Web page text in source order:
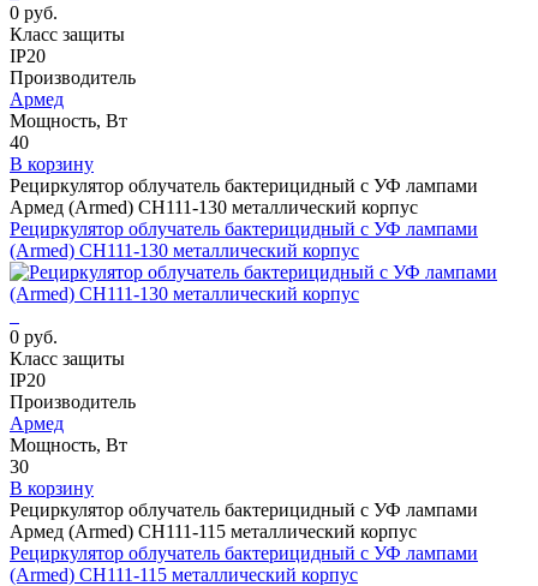
0 руб.
Класс защиты
IP20
Производитель
Армед
Мощность, Вт
40
В корзину
Рециркулятор облучатель бактерицидный с УФ лампами
Армед (Armed) СH111-130 металлический корпус
Рециркулятор облучатель бактерицидный с УФ лампами
(Armed) СH111-130 металлический корпус
0 руб.
Класс защиты
IP20
Производитель
Армед
Мощность, Вт
30
В корзину
Рециркулятор облучатель бактерицидный с УФ лампами
Армед (Armed) СH111-115 металлический корпус
Рециркулятор облучатель бактерицидный с УФ лампами
(Armed) СH111-115 металлический корпус